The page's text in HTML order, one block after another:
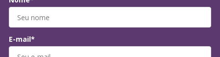
E-mail*